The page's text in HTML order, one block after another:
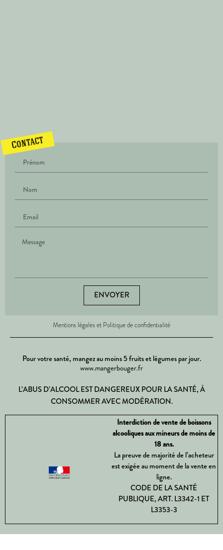
Contact
ENVOYER
Mentions légales et Politique de confidentialité
Pour votre santé, mangez au moins 5 fruits et légumes par jour.
www.mangerbouger.fr
L’ABUS D’ALCOOL EST DANGEREUX POUR LA SANTÉ, À
CONSOMMER AVEC MODÉRATION.
Interdiction de vente de boissons
alcooliques aux mineurs de moins de
18 ans.
La preuve de majorité de l’acheteur
est exigée au moment de la vente en
ligne.
CODE DE LA SANTÉ
PUBLIQUE, ART. L3342-1 ET
L3353-3